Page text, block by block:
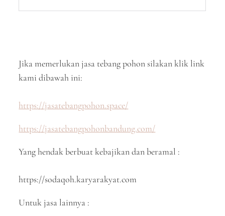
Jika memerlukan jasa tebang pohon silakan klik link
kami dibawah ini:
https://jasatebangpohon.space/
https://jasatebangpohonbandung.com/
Yang hendak berbuat kebajikan dan beramal :
https://sodaqoh.karyarakyat.com
Untuk jasa lainnya :